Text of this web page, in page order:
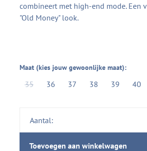
combineert met high-end mode. Een
"Old Money" look.
Maat (kies jouw gewoonlijke maat):
35 36 37 38 39 40
Aantal:
Toevoegen aan winkelwagen